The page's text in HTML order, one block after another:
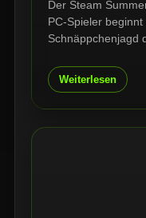
Der Steam
PC-Spieler
Schnäppchenjagd
Weiterlesen